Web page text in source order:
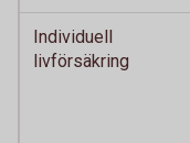
Individuell
livförsäkring